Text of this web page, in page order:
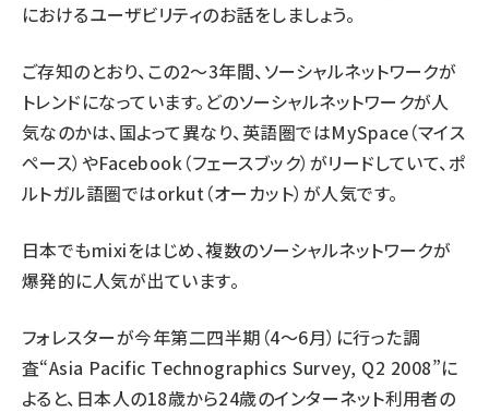
におけるユーザビリティのお話をしましょう。
ご存知のとおり、この2～3年間、ソーシャルネットワークが
トレンドになっています。どのソーシャルネットワークが人
気なのかは、国よって異なり、英語圏ではMySpace（マイス
ペース）やFacebook（フェースブック）がリードしていて、ポ
ルトガル語圏ではorkut（オーカット）が人気です。
日本でもmixiをはじめ、複数のソーシャルネットワークが
爆発的に人気が出ています。
フォレスターが今年第二四半期（4～6月）に行った調
査“Asia Pacific Technographics Survey, Q2 2008”に
よると、日本人の18歳から24歳のインターネット利用者の